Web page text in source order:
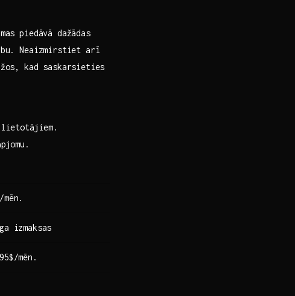
piedāvā dažādas
‍Neaizmirstiet arī
kad saskarsieties
lietotājiem.
izmaksas
mēn.